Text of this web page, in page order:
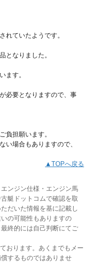
ていたようです。
なりました。
ます。
必要となりますので、事
負担願います。
い場合もありますので、
▲TOPへ戻る
ンジン仕様・エンジン馬
艇ドットコムで確認を取
だいた情報を基に記載し
の可能性もありますの
終的には自己判断にてご
おります。あくまでもメー
するものではありませ